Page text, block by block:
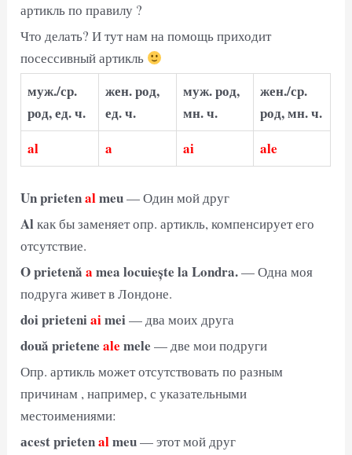
артикль по правилу ?
Что делать? И тут нам на помощь приходит
посессивный артикль
муж./ср.
род, ед. ч.
жен. род,
ед. ч.
муж. род,
мн. ч.
жен./ср.
род, мн. ч.
al
a ai ale
Un prietenalmeu— Один мой друг
Alкак бы заменяет опр. артикль, компенсирует его
отсутствие.
O prietenăa mea locuiește la Londra.— Одна моя
подруга живет в Лондоне.
doi prieteniaimei— два моих друга
două prieteneale mele — две мои подруги
Опр. артикль может отсутствовать по разным
причинам , например, с указательными
местоимениями:
аcest prietenalmeu— этот мой друг